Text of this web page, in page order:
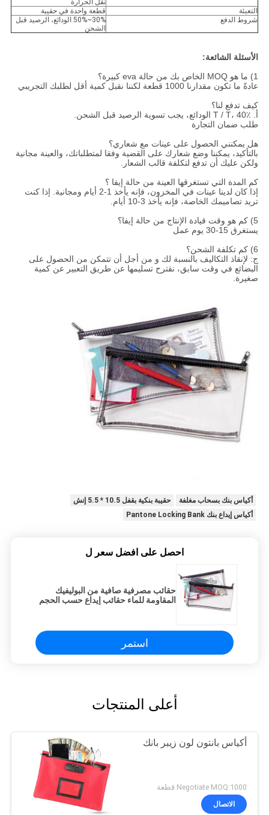
نقل الحرارة
التعبئة
قطعة واحدة في حقيبة
شروط الدفع
30%~50% الودائع، الرصيد قبل
الشحن
الأسئلة الشائعة:
1) ما هو MOQ الخاص بك من حالة eva كبيرة؟
عادةً ما تكون مقدارنا 1000 قطعة لكننا نقبل كمية أقل لطلبك التجريبي
كيف تدفع لنا؟
أ. T / T، 40٪ الودائع، يجب تسوية الرصيد قبل الشحن.
طلب ضمان التجارة
هل يمكنني الحصول على عينات مع شعاري؟
بالتأكيد، يمكننا وضع شعارك على القضية وفقا لمتطلباتك، والعينة مجانية
ولكن عليك أن تدفع لتكلفة قالب الشعار.
كم المدة التي تستغرقها العينة من حالة إيفا ؟
إذا كان لدينا عينات في المخزون، فإنه يأخذ 1-2 أيام ومجانية. إذا كنت
تريد تصاميمك الخاصة، فإنه يأخذ 3-10 أيام.
5) كم هو وقت قيادة الإنتاج من حالة إيفا؟
يستغرق 15-30 يوم عمل
6) كم تكلفة الشحن؟
ج: لإنقاذ التكاليف بالنسبة لك و من أجل أن تتمكن من الحصول على
البضائع في وقت سابق، نقترح تسليمها عن طريق التعبير عن كمية
صغيرة.
أكياس بنك بسحاب مغلفة
حقيبة بنكية بقفل 10.5 * 5.5 إنش
أكياس إيداع بنك Pantone Locking Bank
احصل على افضل سعر ل
حقائب مصرفية صافية من البوليفيك
المقاومة للماء حقائب إيداع حسب الحجم
استمر
أعلى المنتجات
أكياس بانتون لون زيبر بانك
Negotiate MOQ:1000 قطعة
الاتصال